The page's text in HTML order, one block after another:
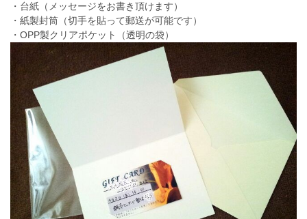
・台紙（メッセージをお書き頂けます）
・紙製封筒（切手を貼って郵送が可能です）
・OPP製クリアポケット（透明の袋）